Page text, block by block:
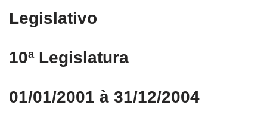
Legislativo
10ª Legislatura
01/01/2001 à 31/12/2004